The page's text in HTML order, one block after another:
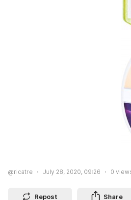
@ricatre July 28, 2020, 09:26 0
Repost Share